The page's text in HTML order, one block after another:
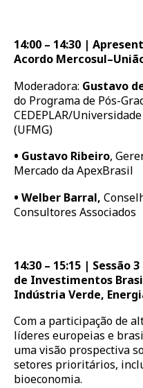
14:00 – 14:30 |
Acordo
Moderadora: Gustavo
do Programa de Pós-
CEDEPLAR/
(UFMG)
• Gustavo Ribeiro,
Mercado da ApexBrasil
• Welber Barral,
Consultores Associados
14:30 – 15:15 | Sessão
de Investimentos
Indústria Verde,
Com a participação de
líderes europeias e
uma visão prospectiva
setores prioritários,
bioeconomia.